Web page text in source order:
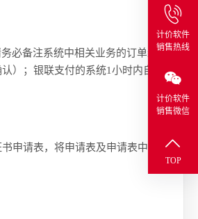
计价软件
销售热线
计价软件
销售微信

TOP
必备注系统中相关业务的订单编
；银联支付的系统1小时内自动
请表，将申请表及申请表中需